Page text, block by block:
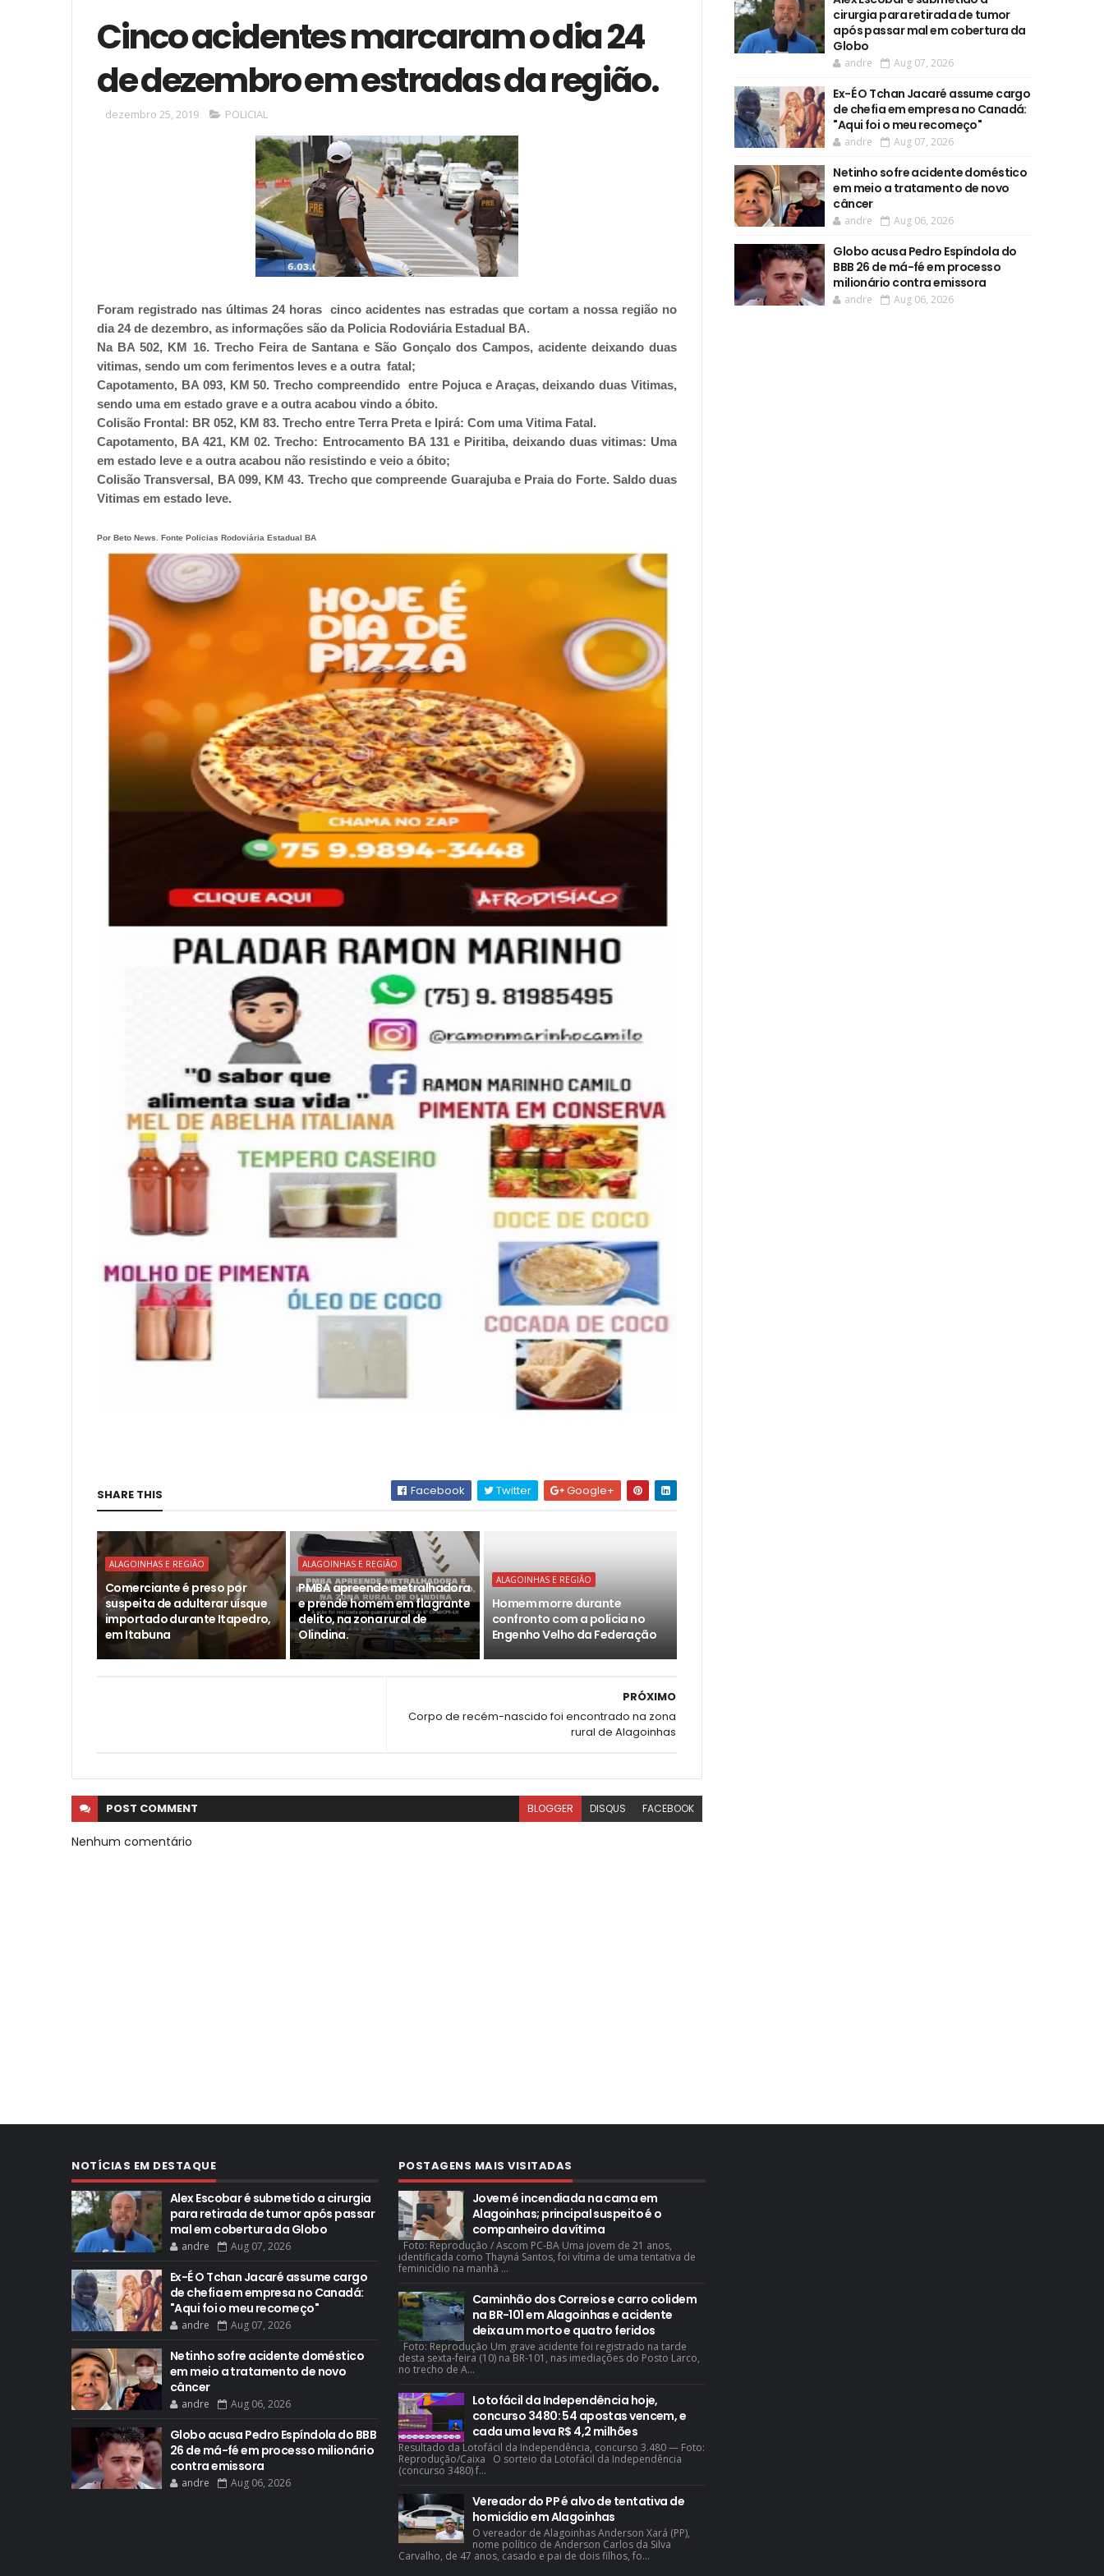
Cinco acidentes marcaram o dia 24
de dezembro em estradas da região.
dezembro 25, 2019 POLICIAL
Foram registrado nas últimas 24 horas cinco acidentes nas estradas que cortam a nossa região no
dia 24 de dezembro, as informações são da Policia Rodoviária Estadual BA.
Na BA 502, KM 16. Trecho Feira de Santana e São Gonçalo dos Campos, acidente deixando duas
vitimas, sendo um com ferimentos leves e a outra fatal;
Capotamento, BA 093, KM 50. Trecho compreendido entre Pojuca e Araças, deixando duas Vitimas,
sendo uma em estado grave e a outra acabou vindo a óbito.
Colisão Frontal: BR 052, KM 83. Trecho entre Terra Preta e Ipirá: Com uma Vitima Fatal.
Capotamento, BA 421, KM 02. Trecho: Entrocamento BA 131 e Piritiba, deixando duas vitimas: Uma
em estado leve e a outra acabou não resistindo e veio a óbito;
Colisão Transversal, BA 099, KM 43. Trecho que compreende Guarajuba e Praia do Forte. Saldo duas
Vitimas em estado leve.
Por Beto News. Fonte Policias Rodoviária Estadual BA
SHARE THIS Facebook Twitter Google+
ALAGOINHAS E REGIÃO
Comerciante é preso por
suspeita de adulterar uísque
importado durante Itapedro,
em Itabuna
ALAGOINHAS E REGIÃO
PMBA apreende metralhadora
e prende homem em flagrante
delito, na zona rural de
Olindina.
ALAGOINHAS E REGIÃO
Homem morre durante
confronto com a polícia no
Engenho Velho da Federação
PRÓXIMO
Corpo de recém-nascido foi encontrado na zona
rural de Alagoinhas
POST COMMENT BLOGGER DISQUS FACEBOOK
Nenhum comentário
cirurgia para retirada de tumor
após passar mal em cobertura da
Globo
andre Aug 07, 2026
Ex-É O Tchan Jacaré assume cargo
de chefia em empresa no Canadá:
"Aqui foi o meu recomeço"
andre Aug 07, 2026
Netinho sofre acidente doméstico
em meio a tratamento de novo
câncer
andre Aug 06, 2026
Globo acusa Pedro Espíndola do
BBB 26 de má-fé em processo
milionário contra emissora
andre Aug 06, 2026
NOTÍCIAS EM DESTAQUE
Alex Escobar é submetido a cirurgia
para retirada de tumor após passar
mal em cobertura da Globo
andre Aug 07, 2026
Ex-É O Tchan Jacaré assume cargo
de chefia em empresa no Canadá:
"Aqui foi o meu recomeço"
andre Aug 07, 2026
Netinho sofre acidente doméstico
em meio a tratamento de novo
câncer
andre Aug 06, 2026
Globo acusa Pedro Espíndola do BBB
26 de má-fé em processo milionário
contra emissora
andre Aug 06, 2026
POSTAGENS MAIS VISITADAS
Jovem é incendiada na cama em
Alagoinhas; principal suspeito é o
companheiro da vítima
Foto: Reprodução / Ascom PC-BA Uma jovem de 21 anos,
identificada como Thayná Santos, foi vítima de uma tentativa de
feminicídio na manhã ...
Caminhão dos Correios e carro colidem
na BR-101 em Alagoinhas e acidente
deixa um morto e quatro feridos
Foto: Reprodução Um grave acidente foi registrado na tarde
desta sexta-feira (10) na BR-101, nas imediações do Posto Larco,
no trecho de A...
Lotofácil da Independência hoje,
concurso 3480: 54 apostas vencem, e
cada uma leva R$ 4,2 milhões
Resultado da Lotofácil da Independência, concurso 3.480 — Foto:
Reprodução/Caixa O sorteio da Lotofácil da Independência
(concurso 3480) f...
Vereador do PP é alvo de tentativa de
homicídio em Alagoinhas
O vereador de Alagoinhas Anderson Xará (PP),
nome político de Anderson Carlos da Silva
Carvalho, de 47 anos, casado e pai de dois filhos, fo...